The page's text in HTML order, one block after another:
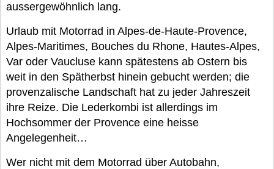
aussergewöhnlich lang.
Urlaub mit Motorrad in Alpes-de-Haute-Provence,
Alpes-Maritimes, Bouches du Rhone, Hautes-Alpes,
Var oder Vaucluse kann spätestens ab Ostern bis
weit in den Spätherbst hinein gebucht werden; die
provenzalische Landschaft hat zu jeder Jahreszeit
ihre Reize. Die Lederkombi ist allerdings im
Hochsommer der Provence eine heisse
Angelegenheit…
Wer nicht mit dem Motorrad über Autobahn,